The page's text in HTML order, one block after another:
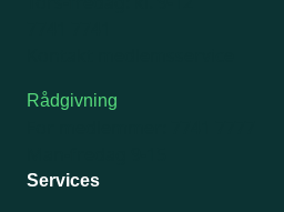
Rådgivning
Services